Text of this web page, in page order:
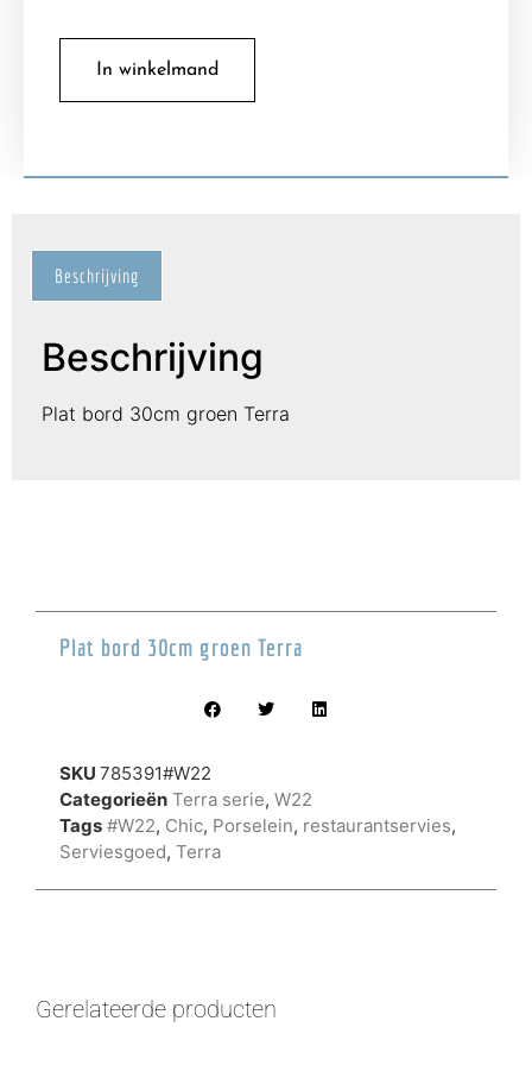
In winkelmand
Beschrijving
Beschrijving
Plat bord 30cm groen Terra
Plat bord 30cm groen Terra
SKU 785391#W22
Categorieën Terra serie, W22
Tags #W22, Chic, Porselein, restaurantservies,
Serviesgoed, Terra
Gerelateerde producten